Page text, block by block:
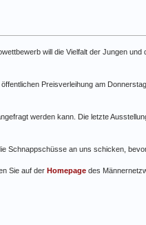
will die Vielfalt der Jungen und
Preisverleihung am
werden kann. Die letzte Ausstellung
Schnappschüsse an uns schicken,
Sie auf der Homepage des